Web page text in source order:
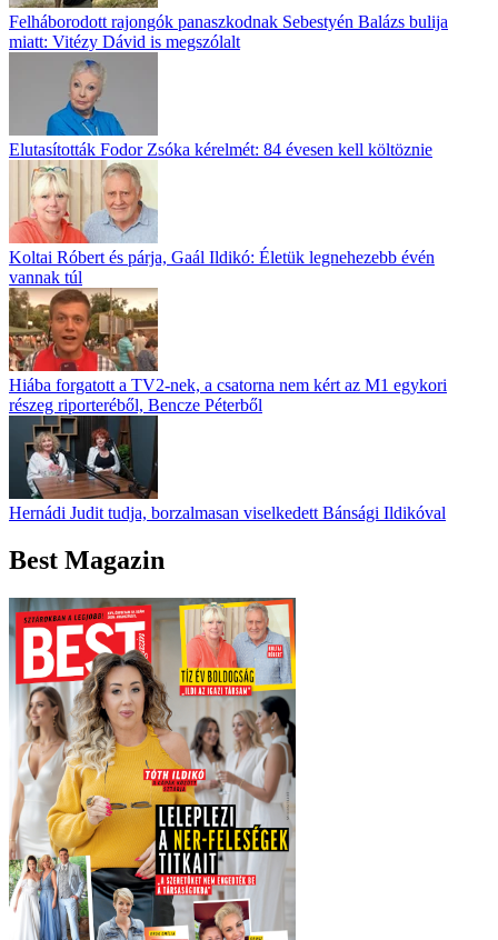
Felháborodott rajongók panaszkodnak Sebestyén Balázs bulija
miatt: Vitézy Dávid is megszólalt
Elutasították Fodor Zsóka kérelmét: 84 évesen kell költöznie
Koltai Róbert és párja, Gaál Ildikó: Életük legnehezebb évén
vannak túl
Hiába forgatott a TV2-nek, a csatorna nem kért az M1 egykori
részeg riporteréből, Bencze Péterből
Hernádi Judit tudja, borzalmasan viselkedett Bánsági Ildikóval
Best Magazin